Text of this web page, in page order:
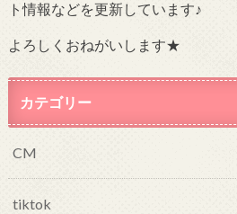
ト情報などを更新しています♪
よろしくおねがいします★
カテゴリー
CM
tiktok